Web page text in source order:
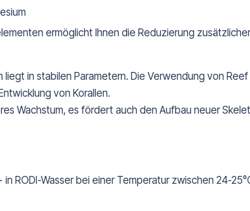
ermöglicht Ihnen die Reduzierung
in stabilen Parametern. Die Verwendung von
von Korallen.
Wachstum, es fördert auch den Aufbau neuer
RODI-Wasser bei einer Temperatur zwischen 24-